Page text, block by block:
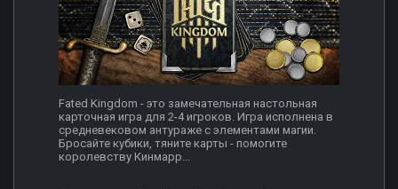
Fated Kingdom - это замечательная настольная
карточная игра для 2-4 игроков. Игра исполнена в
средневековом антураже c элементами магии.
Бросайте кубики, тяните карты - помогите
королевству Кинмарр...